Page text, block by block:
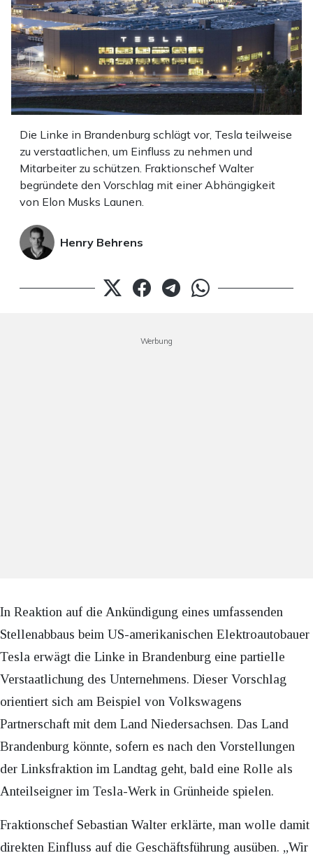
Die Linke in Brandenburg schlägt vor, Tesla teilweise
zu verstaatlichen, um Einfluss zu nehmen und
Mitarbeiter zu schützen. Fraktionschef Walter
begründete den Vorschlag mit einer Abhängigkeit
von Elon Musks Launen.
Henry Behrens
Werbung
In Reaktion auf die Ankündigung eines umfassenden
Stellenabbaus beim US-amerikanischen Elektroautobauer
Tesla erwägt die Linke in Brandenburg eine partielle
Verstaatlichung des Unternehmens. Dieser Vorschlag
orientiert sich am Beispiel von Volkswagens
Partnerschaft mit dem Land Niedersachsen. Das Land
Brandenburg könnte, sofern es nach den Vorstellungen
der Linksfraktion im Landtag geht, bald eine Rolle als
Anteilseigner im Tesla-Werk in Grünheide spielen.
Fraktionschef Sebastian Walter erklärte, man wolle damit
direkten Einfluss auf die Geschäftsführung ausüben. „Wir